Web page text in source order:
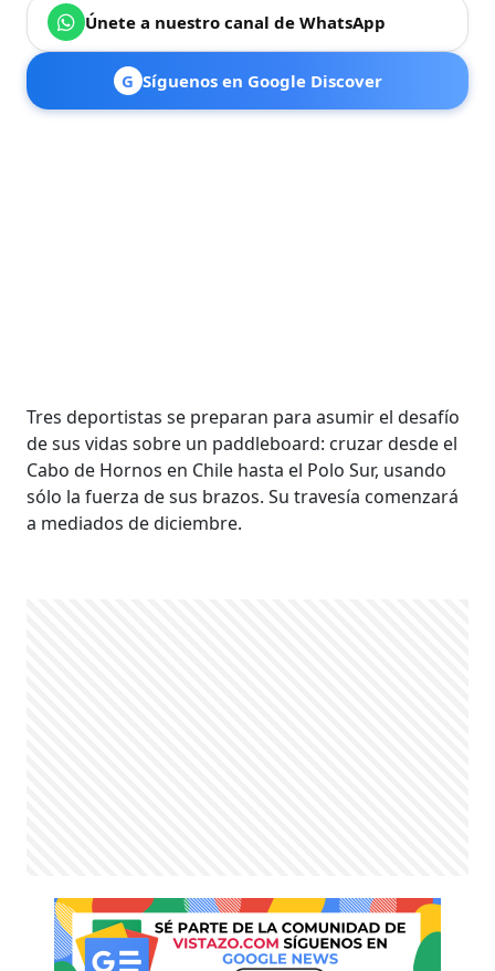
Únete a nuestro canal de WhatsApp
G Síguenos en Google Discover
Tres deportistas se preparan para asumir el desafío
de sus vidas sobre un paddleboard: cruzar desde el
Cabo de Hornos en Chile hasta el Polo Sur, usando
sólo la fuerza de sus brazos. Su travesía comenzará
a mediados de diciembre.